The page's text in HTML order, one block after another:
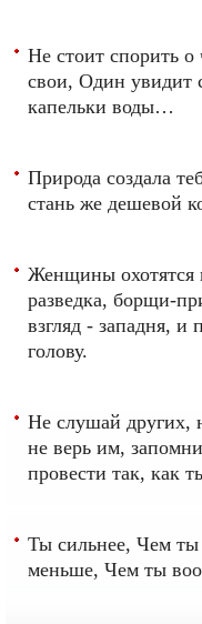
Не стоит спорить
свои, Один увидит
капельки воды…
Природа создала
стань же дешевой
Женщины охотятся
разведка, борщи-
взгляд - западня,
голову.
Не слушай других,
не верь им,
провести так, как
Ты сильнее, Чем
меньше, Чем ты